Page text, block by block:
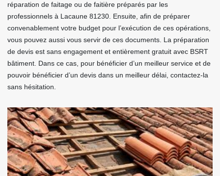
réparation de faitage ou de faitière préparés par les
professionnels à Lacaune 81230. Ensuite, afin de préparer
convenablement votre budget pour l’exécution de ces opérations,
vous pouvez aussi vous servir de ces documents. La préparation
de devis est sans engagement et entièrement gratuit avec BSRT
bâtiment. Dans ce cas, pour bénéficier d’un meilleur service et de
pouvoir bénéficier d’un devis dans un meilleur délai, contactez-la
sans hésitation.